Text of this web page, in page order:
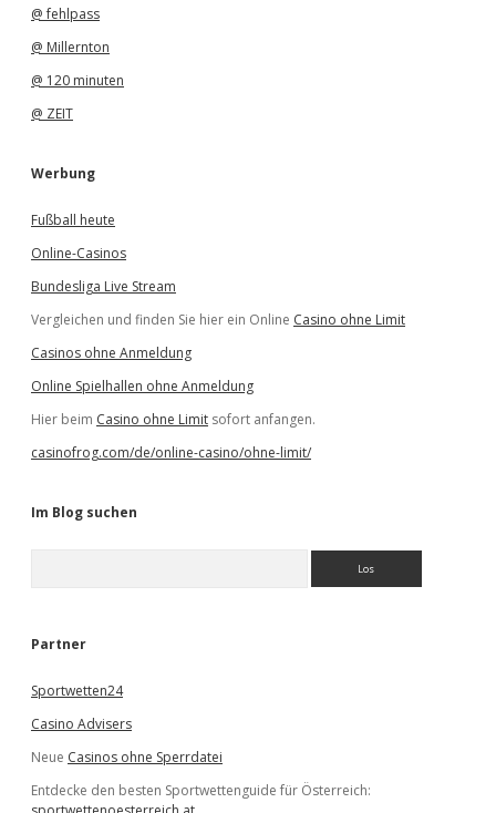
@ fehlpass
@ Millernton
@ 120 minuten
@ ZEIT
Werbung
Fußball heute
Online-Casinos
Bundesliga Live Stream
Vergleichen und finden Sie hier ein Online Casino ohne Limit
Casinos ohne Anmeldung
Online Spielhallen ohne Anmeldung
Hier beim Casino ohne Limit sofort anfangen.
casinofrog.com/de/online-casino/ohne-limit/
Im Blog suchen
e
Partner
Sportwetten24
Casino Advisers
Neue Casinos ohne Sperrdatei
Entdecke den besten Sportwettenguide für Österreich: